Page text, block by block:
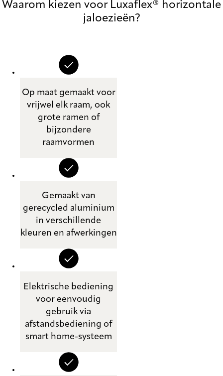
Waarom kiezen voor Luxaflex® horizontale
jaloezieën?
Op maat gemaakt voor
vrijwel elk raam, ook
grote ramen of
bijzondere
raamvormen
Gemaakt van
gerecycled aluminium
in verschillende
kleuren en afwerkingen
Elektrische bediening
voor eenvoudig
gebruik via
afstandsbediening of
smart home-systeem